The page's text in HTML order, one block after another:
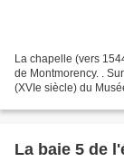
La chapelle (vers
de Montmorency. .
(XVIe siècle) du
La baie 5 de